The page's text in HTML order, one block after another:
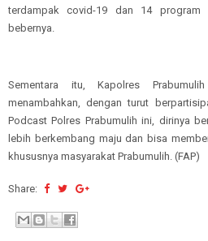
terdampak covid-19 dan 14 program
bebernya.
Sementara itu, Kapolres
menambahkan, dengan turut
Podcast Polres Prabumulih ini, dirinya
lebih berkembang maju dan bisa
khususnya masyarakat Prabumulih. (FAP)
Share: